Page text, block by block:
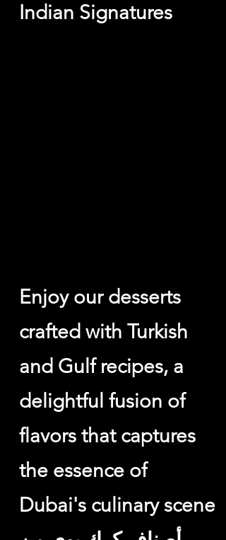
Indian Signatures
Enjoy our desserts
crafted with Turkish
and Gulf recipes, a
delightful fusion of
flavors that captures
the essence of
Dubai's culinary scene